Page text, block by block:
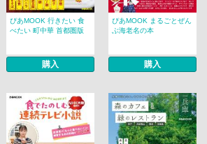
ぴあMOOK 行きたい 食
べたい 町中華 首都圏版
購入
ぴあMOOK まるごとぜん
ぶ海老名の本
購入